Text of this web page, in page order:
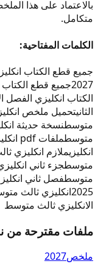
بالاعتماد على هذا
متكامل.
الكلمات المفتاحية:
جميع قطع الكتاب انكليزي
2027جميع قطع الكتاب
الكتاب انكليزي الفصل
الثانيتحميل ملخص
متوسطنسخة حديثة
متوسطملفات pdf انكليزي ثالث متوسط
انكليزيملازم انكليزي
متوسطجزء ثاني
متوسطفصل ثاني
2025انكليزي ثالث متوسط
الانكليزي ثالث متوسط
ملفات مقترحة
ملخص2027